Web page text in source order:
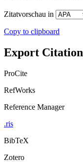
Zitatvorschau in
Copy to clipboard
Export Citation
ProCite
RefWorks
Reference Manager
.ris
BibTeX
Zotero